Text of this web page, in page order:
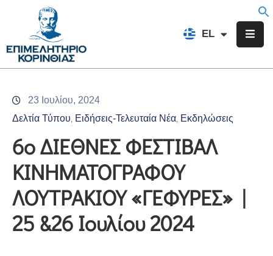
EL
FR
Επιμελητήριο
Υπηρεσίες
Προγράμματα
&
Δράσεις
Εκδηλώσεις
Επικοινωνία
23 Ιουλίου, 2024
Δελτία Τύπου Ειδήσεις-Τελευταία Νέα Εκδηλώσεις
6ο ΔΙΕΘΝΕΣ ΦΕΣΤΙΒΑΛ
ΚΙΝΗΜΑΤΟΓΡΑΦΟΥ
ΛΟΥΤΡΑΚΙΟΥ «ΓΕΦΥΡΕΣ» |
25 &26 Ιουλίου 2024